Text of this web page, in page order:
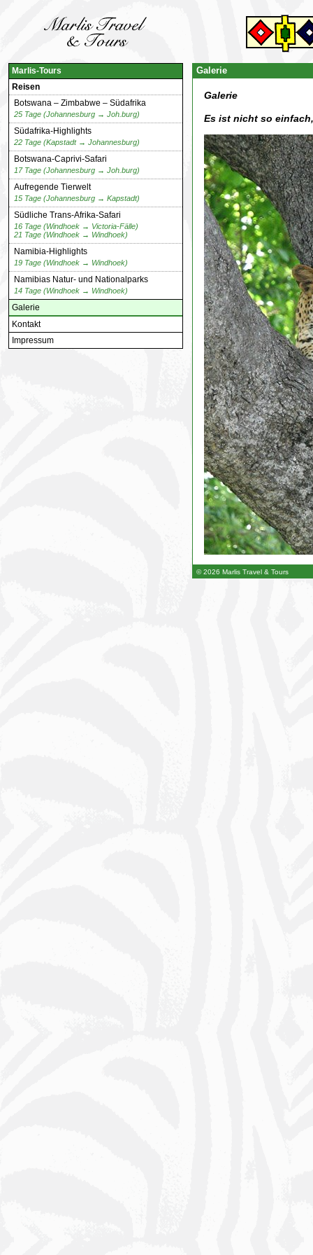
Marlis-Tours
Reisen
Botswana – Zimbabwe – Südafrika
25 Tage (Johannesburg → Joh.burg)
Südafrika-Highlights
22 Tage (Kapstadt → Johannesburg)
Botswana-Caprivi-Safari
17 Tage (Johannesburg → Joh.burg)
Aufregende Tierwelt
15 Tage (Johannesburg → Kapstadt)
Südliche Trans-Afrika-Safari
16 Tage (Windhoek → Victoria-Fälle)
21 Tage (Windhoek → Windhoek)
Namibia-Highlights
19 Tage (Windhoek → Windhoek)
Namibias Natur- und Nationalparks
14 Tage (Windhoek → Windhoek)
Galerie
Kontakt
Impressum
Galerie
Galerie
Es ist nicht so
© 2026 Marlis Travel & Tours